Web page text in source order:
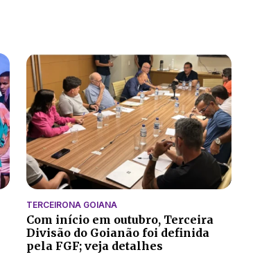
TERCEIRONA GOIANA
Com início em outubro, Terceira
Divisão do Goianão foi definida
pela FGF; veja detalhes